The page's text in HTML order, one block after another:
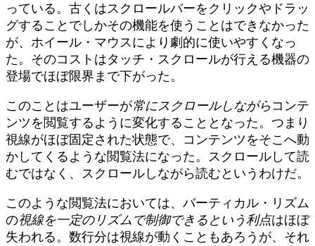
っている。古くはスクロールバーをクリックやドラッ
グすることでしかその機能を使うことはできなかった
が、ホイール・マウスにより劇的に使いやすくなっ
た。そのコストはタッチ・スクロールが行える機器の
登場でほぼ限界まで下がった。
このことはユーザーが常にスクロールしながら コンテ
ンツを閲覧するように変化することとなった。つまり
視線がほぼ固定された状態で、コンテンツをそこへ動
かしてくるような閲覧法になった。スクロールして読
むではなく、スクロールしながら読むというわけだ。
このような閲覧法においては、バーティカル・リズム
の視線を一定のリズムで制御できるという利点はほぼ
失われる。数行分は視線が動くこともあろうが、それ